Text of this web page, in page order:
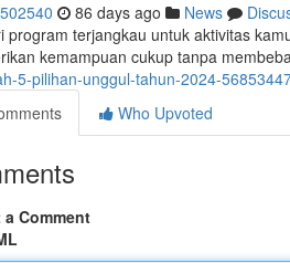
86 days ago News
program terjangkau untuk aktivitas
kemampuan cukup tanpa
5-pilihan-unggul-tahun-2024-
Who Upvoted
Comment